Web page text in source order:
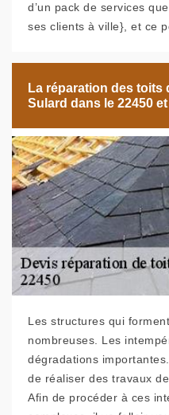
d’un pack de services
ses clients à ville}, et ce
La réparation des toits
Sulard dans le 22450
Les structures qui
nombreuses. Les
dégradations
de réaliser des travaux
Afin de procéder à ces